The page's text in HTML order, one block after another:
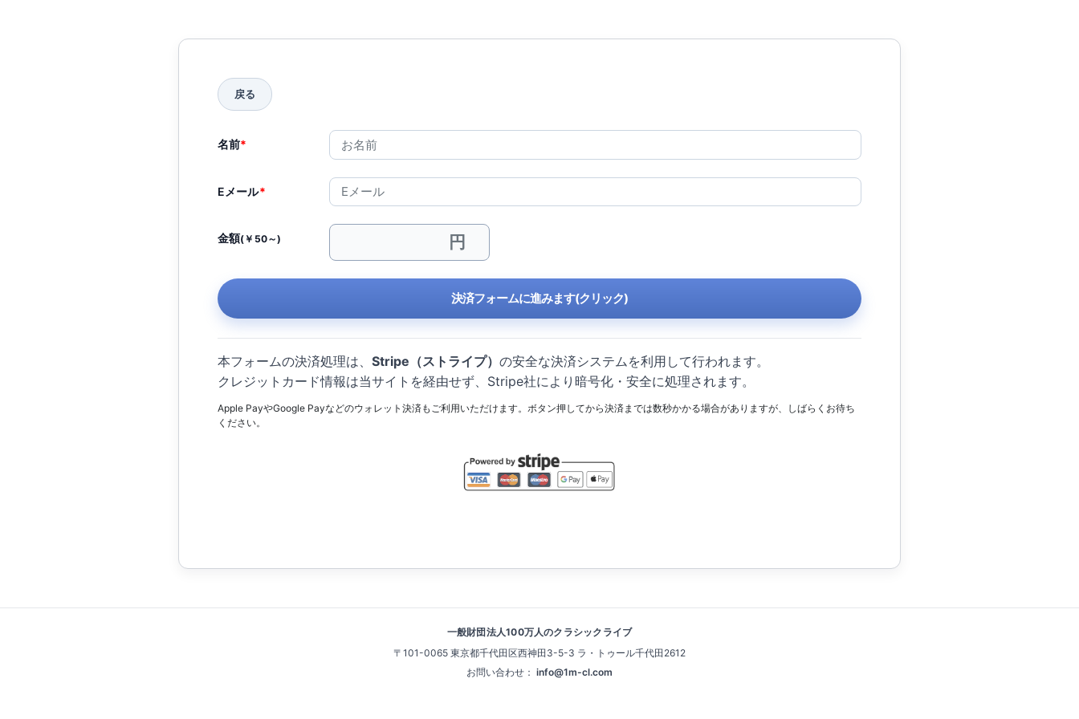
名前*
Eメール*
金額(￥50～)
決済フォームに進みます(クリック)
本フォームの決済処理は、 Stripe（ストライプ） の安全な決済システムを利用して行われます。
クレジットカード情報は当サイトを経由せず、Stripe社により暗号化・安全に処理されます。
Apple PayやGoogle Payなどのウォレット決済もご利用いただけます。ボタン押してから決済までは数秒かかる場合がありますが、しばらくお待ち
ください。
一般財団法人100万人のクラシックライブ
〒101-0065 東京都千代田区西神田3-5-3 ラ・トゥール千代田2612
お問い合わせ： info@1m-cl.com